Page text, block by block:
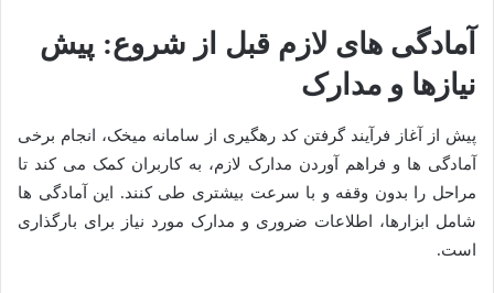
آمادگی های لازم قبل از شروع: پیش
نیازها و مدارک
پیش از آغاز فرآیند گرفتن کد رهگیری از سامانه میخک، انجام برخی
آمادگی ها و فراهم آوردن مدارک لازم، به کاربران کمک می کند تا
مراحل را بدون وقفه و با سرعت بیشتری طی کنند. این آمادگی ها
شامل ابزارها، اطلاعات ضروری و مدارک مورد نیاز برای بارگذاری
است.